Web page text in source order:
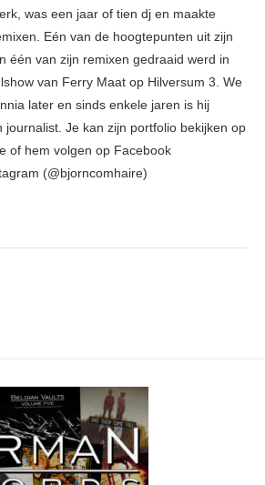
was een jaar of tien dj en maakte
Eén van de hoogtepunten uit zijn
één van zijn remixen gedraaid werd in
van Ferry Maat op Hilversum 3. We
later en sinds enkele jaren is hij
journalist. Je kan zijn portfolio bekijken op
of hem volgen op Facebook
(@bjorncomhaire)